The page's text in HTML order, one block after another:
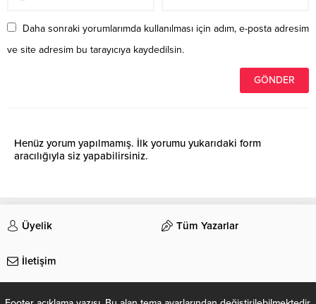
Daha sonraki yorumlarımda kullanılması için adım, e-posta adresim
ve site adresim bu tarayıcıya kaydedilsin.
Henüz yorum yapılmamış. İlk yorumu yukarıdaki form
aracılığıyla siz yapabilirsiniz.
Üyelik Tüm Yazarlar
İletişim